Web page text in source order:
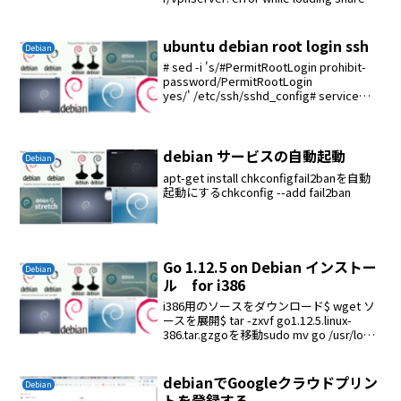
Debian ubuntu debian root login ssh
# sed -i 's/#PermitRootLogin prohibit-
password/PermitRootLogin
yes/' /etc/ssh/sshd_config# service
Debian debian サービスの自動起動
apt-get install chkconfigfail2banを自動
起動にするchkconfig --add fail2ban
Debian
Go 1.12.5 on Debian インストー
ル for i386
i386用のソースをダウンロード$ wget ソ
ースを展開$ tar -zxvf go1.12.5.linux-
386.tar.gzgoを移動sudo mv go /usr/local
Debian
debianでGoogleクラウドプリン